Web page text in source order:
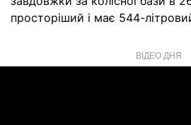
просторіший і має 544-
ВІДЕО ДНЯ